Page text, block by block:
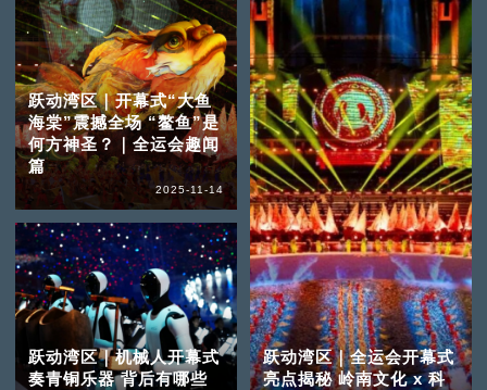
跃动湾区｜开幕式“大鱼
海棠”震撼全场 “鳌鱼”是
何方神圣？｜全运会趣闻
篇
2025-11-14
跃动湾区｜机械人开幕式
奏青铜乐器 背后有哪些
跃动湾区｜全运会开幕式
亮点揭秘 岭南文化 x 科